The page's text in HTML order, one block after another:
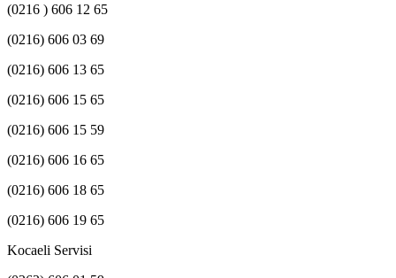
(0216 ) 606 12 65
(0216) 606 03 69
(0216) 606 13 65
(0216) 606 15 65
(0216) 606 15 59
(0216) 606 16 65
(0216) 606 18 65
(0216) 606 19 65
Kocaeli Servisi